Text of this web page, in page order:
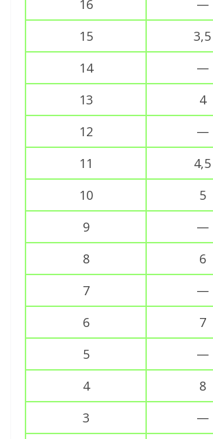
16
—
15
3,5
14
—
13
4
12
—
11
4,5
10
5
9
—
8
6
7
—
6
7
5
—
4
8
3
—